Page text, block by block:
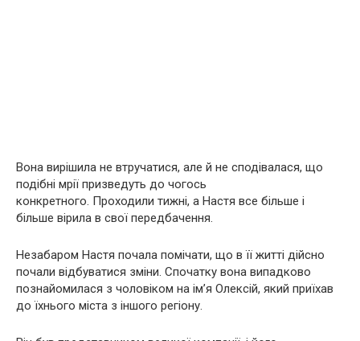
Вона вирішила не втручатися, але й не сподівалася, що
подібні мрії призведуть до чогось
конкретного. Проходили тижні, а Настя все більше і
більше вірила в свої передбачення.
Незабаром Настя почала помічати, що в її житті дійсно
почали відбуватися зміни. Спочатку вона випадково
познайомилася з чоловіком на ім’я Олексій, який приїхав
до їхнього міста з іншого регіону.